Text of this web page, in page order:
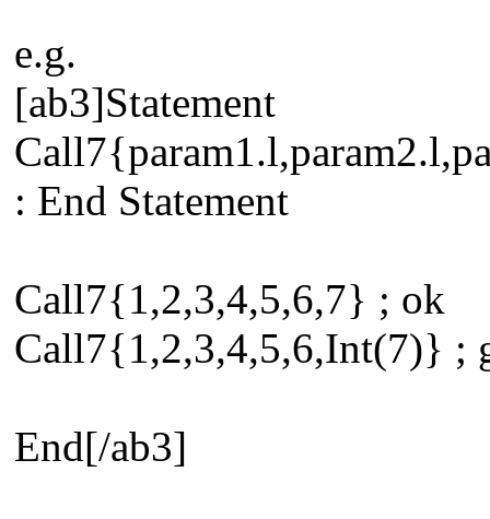
e.g.
[ab3]Statement
: End Statement
Call7{1,2,3,4,5,6,7} ; ok
Call7{1,2,3,4,5,6,Int(7)} ;
End[/ab3]